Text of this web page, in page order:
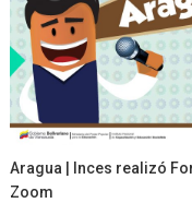
Aragua | Inces realizó
Zoom